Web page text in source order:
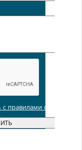
с правилами обработки